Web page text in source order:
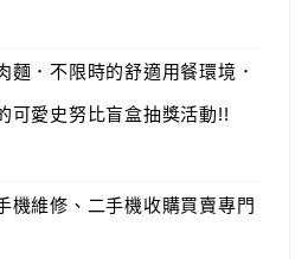
麵．不限時的舒適用餐環境．
可愛史努比盲盒抽獎活動!!
機維修、二手機收購買賣專門